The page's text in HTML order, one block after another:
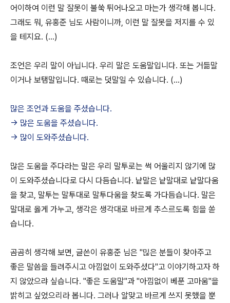
어이하여 이런 말 잘못이 불쑥 튀어나오고 마는가 생각해 봅니다.
그래도 뭐, 유홍준 님도 사람이니까, 이런 말 잘못을 저지를 수 있
을 테지요. (...)
조언은 우리 말이 아닙니다. 우리 말은 도움말입니다. 또는 거듦말
이거나 보탬말입니다. 때로는 덧말일 수 있습니다. (...)
많은 조언과 도움을 주셨습니다.
-> 많은 도움을 주셨습니다.
-> 많이 도와주셨습니다.
많은 도움을 주다라는 말은 우리 말투로는 썩 어울리지 않기에 많
이 도와주셨습니다로 다시 다듬습니다. 낱말은 낱말대로 낱말다움
을 찾고, 말투는 말투대로 말투다움을 찾도록 가다듬습니다. 말은
말대로 옳게 가누고, 생각은 생각대로 바르게 추스르도록 힘을 쏟
습니다.
곰곰히 생각해 보면, 글쓴이 유홍준 님은 "믾은 분들이 찾아주고
좋은 말씀을 들려주시고 아낌없이 도와주셨다"고 이야기하고자 하
지 않았으랴 싶습니다. "좋은 도움말"과 "아낌없이 베푼 고마움"을
밝히고 싶었으리라 봅니다. 그러나 알맞고 바르게 쓰지 못했을 뿐